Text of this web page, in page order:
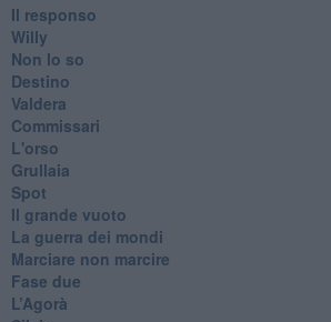
​Il responso
Willy
Non lo so
Destino
Valdera
Commissari
L'orso
Grullaia
Spot
​Il grande vuoto
​La guerra dei mondi
Marciare non marcire
Fase due
L’Agorà